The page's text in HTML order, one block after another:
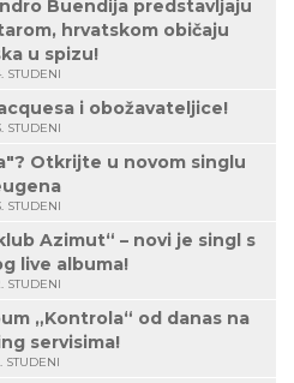
Buendija predstavljaju
hrvatskom običaju
u spizu!
STUDENI
i obožavateljice!
STUDENI
Otkrijte u novom singlu
STUDENI
Azimut“ – novi je singl s
live albuma!
STUDENI
„Kontrola“ od danas na
servisima!
STUDENI